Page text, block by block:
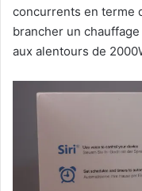
concurrents en terme
brancher un
aux alentours de